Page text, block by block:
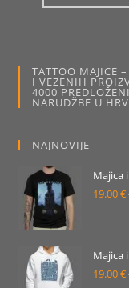
TATTOO MAJICE
I VEZENIH
4000
NARUDŽBE U
NAJNOVIJE
Majica
19.00€
Majica
19.00€